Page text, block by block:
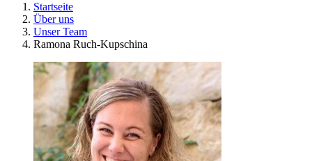
Startseite
Über uns
Unser Team
Ramona Ruch-Kupschina